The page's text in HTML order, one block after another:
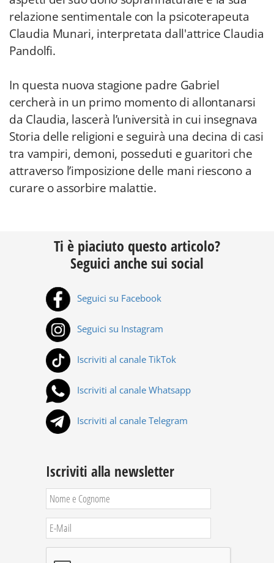
relazione sentimentale con la psicoterapeuta
Claudia Munari, interpretata dall'attrice Claudia
Pandolfi.
In questa nuova stagione padre Gabriel
cercherà in un primo momento di allontanarsi
da Claudia, lascerà l’università in cui insegnava
Storia delle religioni e seguirà una decina di casi
tra vampiri, demoni, posseduti e guaritori che
attraverso l’imposizione delle mani riescono a
curare o assorbire malattie.
Ti è piaciuto questo articolo?
Seguici anche sui social
Seguici su Facebook
Seguici su Instagram
Iscriviti al canale TikTok
Iscriviti al canale Whatsapp
Iscriviti al canale Telegram
Iscriviti alla newsletter